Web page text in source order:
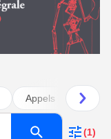
Appels à projets
(1)